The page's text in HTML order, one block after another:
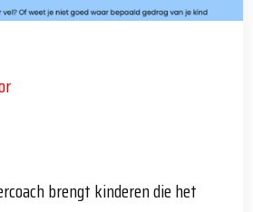
brengt kinderen die het